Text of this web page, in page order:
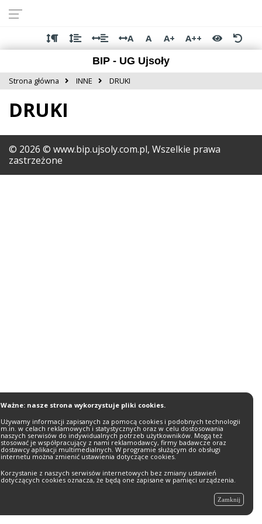
dostępności
głównej
treści
menu
stopki
A A A+
A++
BIP - UG Ujsoły
Strona główna INNE DRUKI
DRUKI
© 2026 © www.bip.ujsoly.com.pl, Wszelkie prawa
zastrzeżone
Ważne: nasze strona wykorzystuje pliki cookies.
Używamy informacji zapisanych za pomocą cookies i podobnych technologii
m.in. w celach reklamowych i statystycznych oraz w celu dostosowania
naszych serwisów do indywidualnych potrzeb użytkowników. Mogą też
stosować je współpracujący z nami reklamodawcy, firmy badawcze oraz
dostawcy aplikacji multimedialnych. W programie służącym do obsługi
internetu można zmienić ustawienia dotyczące cookies.
Korzystanie z naszych serwisów internetowych bez zmiany ustawień
dotyczących cookies oznacza, że będą one zapisane w pamięci urządzenia.
Zamknij